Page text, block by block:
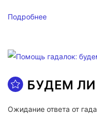
Подробнее
БУДЕМ
Ожидание ответа от